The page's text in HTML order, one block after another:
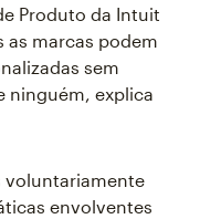
Produto da Intuit
as marcas podem
sem
ninguém, explica
voluntariamente
envolventes